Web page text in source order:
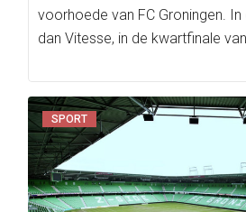
voorhoede van FC Groningen.
dan Vitesse, in de kwartfinale
SPORT